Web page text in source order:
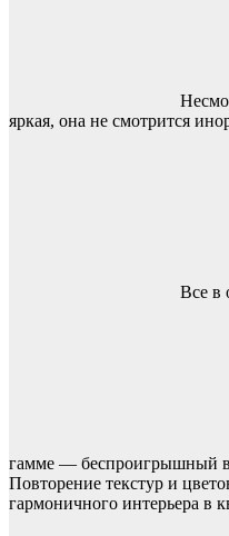
яркая, она не смотрится
Все в
гамме — беспроигрышный
Повторение текстур и
гармоничного интерьера в